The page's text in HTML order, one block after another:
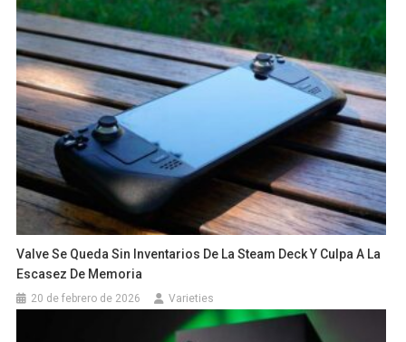
Valve Se Queda Sin Inventarios De La Steam Deck Y Culpa A La
Escasez De Memoria
20 de febrero de 2026 Varieties